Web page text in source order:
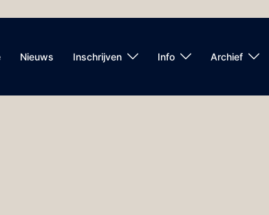
Nieuws Inschrijven Info Archief